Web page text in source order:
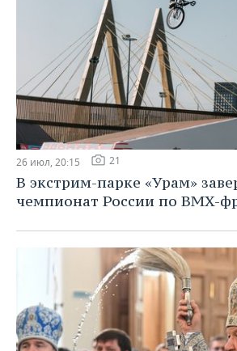
26 июл, 20:15 21
В экстрим-парке «Урам»
чемпионат России по BMX-